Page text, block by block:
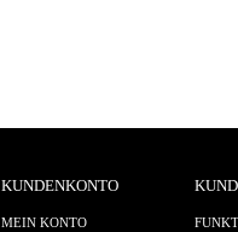
KUNDENKONTO
MEIN KONTO